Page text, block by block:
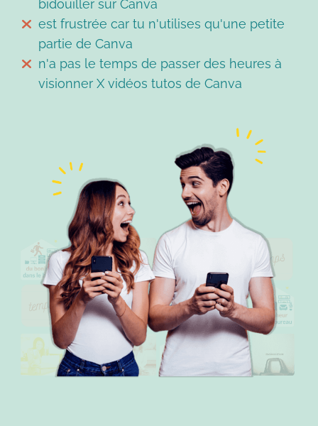
bidouiller sur Canva
est frustrée car tu n'utilises qu'une petite
partie de Canva
n'a pas le temps de passer des heures à
visionner X vidéos tutos de Canva